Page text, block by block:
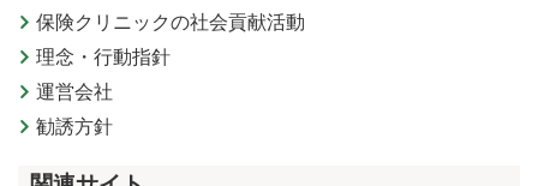
保険クリニックの社会貢献活動
理念・行動指針
運営会社
勧誘方針